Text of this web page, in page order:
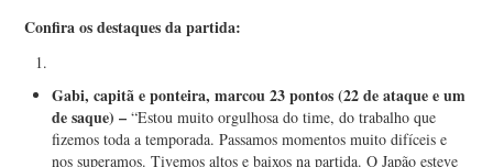
Confira os destaques da partida:
Gabi, capitã e ponteira, marcou 23 pontos (22 de ataque e um
de saque) – “Estou muito orgulhosa do time, do trabalho que
fizemos toda a temporada. Passamos momentos muito difíceis e
nos superamos. Tivemos altos e baixos na partida. O Japão esteve